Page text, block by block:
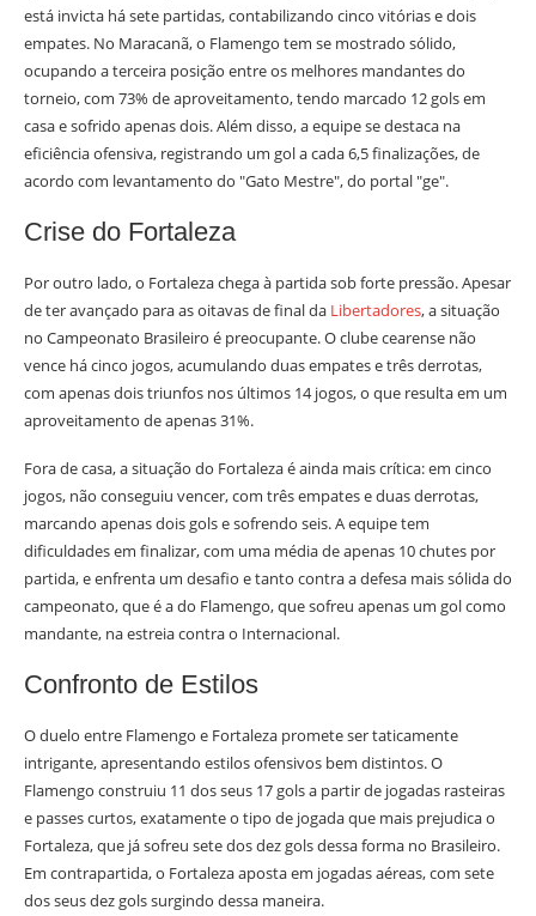
está invicta há sete partidas, contabilizando cinco vitórias e dois
empates. No Maracanã, o Flamengo tem se mostrado sólido,
ocupando a terceira posição entre os melhores mandantes do
torneio, com 73% de aproveitamento, tendo marcado 12 gols em
casa e sofrido apenas dois. Além disso, a equipe se destaca na
eficiência ofensiva, registrando um gol a cada 6,5 finalizações, de
acordo com levantamento do "Gato Mestre", do portal "ge".
Crise do Fortaleza
Por outro lado, o Fortaleza chega à partida sob forte pressão. Apesar
de ter avançado para as oitavas de final da Libertadores, a situação
no Campeonato Brasileiro é preocupante. O clube cearense não
vence há cinco jogos, acumulando duas empates e três derrotas,
com apenas dois triunfos nos últimos 14 jogos, o que resulta em um
aproveitamento de apenas 31%.
Fora de casa, a situação do Fortaleza é ainda mais crítica: em cinco
jogos, não conseguiu vencer, com três empates e duas derrotas,
marcando apenas dois gols e sofrendo seis. A equipe tem
dificuldades em finalizar, com uma média de apenas 10 chutes por
partida, e enfrenta um desafio e tanto contra a defesa mais sólida do
campeonato, que é a do Flamengo, que sofreu apenas um gol como
mandante, na estreia contra o Internacional.
Confronto de Estilos
O duelo entre Flamengo e Fortaleza promete ser taticamente
intrigante, apresentando estilos ofensivos bem distintos. O
Flamengo construiu 11 dos seus 17 gols a partir de jogadas rasteiras
e passes curtos, exatamente o tipo de jogada que mais prejudica o
Fortaleza, que já sofreu sete dos dez gols dessa forma no Brasileiro.
Em contrapartida, o Fortaleza aposta em jogadas aéreas, com sete
dos seus dez gols surgindo dessa maneira.